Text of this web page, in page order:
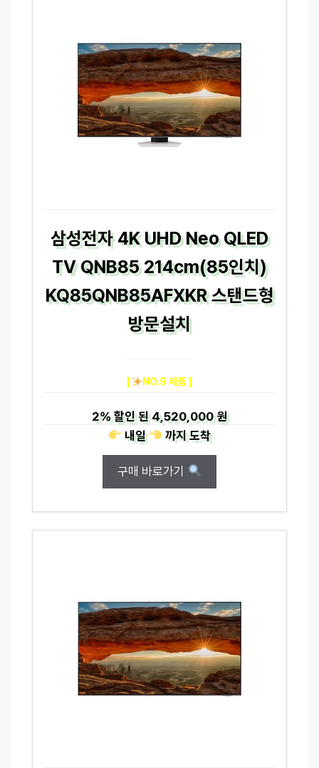
삼성전자 4K UHD Neo QLED
TV QNB85 214cm(85인치)
KQ85QNB85AFXKR 스탠드형
방문설치
[ NO.9 제품 ]
2%할인 된4,520,000 원
내일
까지도착
구매 바로가기